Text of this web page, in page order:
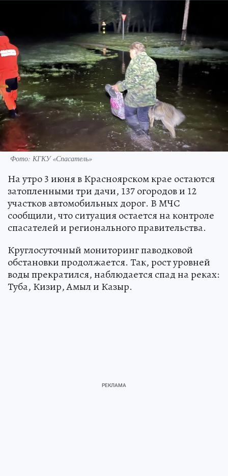
Фото: КГКУ «Спасатель»
На утро 3 июня в Красноярском крае остаются
затопленными три дачи, 137 огородов и 12
участков автомобильных дорог. В МЧС
сообщили, что ситуация остается на контроле
спасателей и регионального правительства.
Круглосуточный мониторинг паводковой
обстановки продолжается. Так, рост уровней
воды прекратился, наблюдается спад на реках:
Туба, Кизир, Амыл и Казыр.